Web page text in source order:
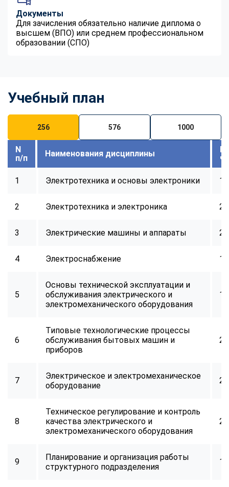
Документы
Для зачисления обязательно наличие диплома о
высшем (ВПО) или среднем профессиональном
образовании (СПО)
Учебный план
256 576 1000
N
п/п
Наименования дисциплины
1 Электротехника и основы электроники 16
2 Электротехника и электроника 24
3 Электрические машины и аппараты 24
4 Электроснабжение 16
5
Основы технической эксплуатации и
обслуживания электрического и
электромеханического оборудования
16
6
Типовые технологические процессы
обслуживания бытовых машин и
приборов
24
7
Электрическое и электромеханическое
оборудование
24
8
Техническое регулирование и контроль
качества электрического и
электромеханического оборудования
24
9
Планирование и организация работы
структурного подразделения
16